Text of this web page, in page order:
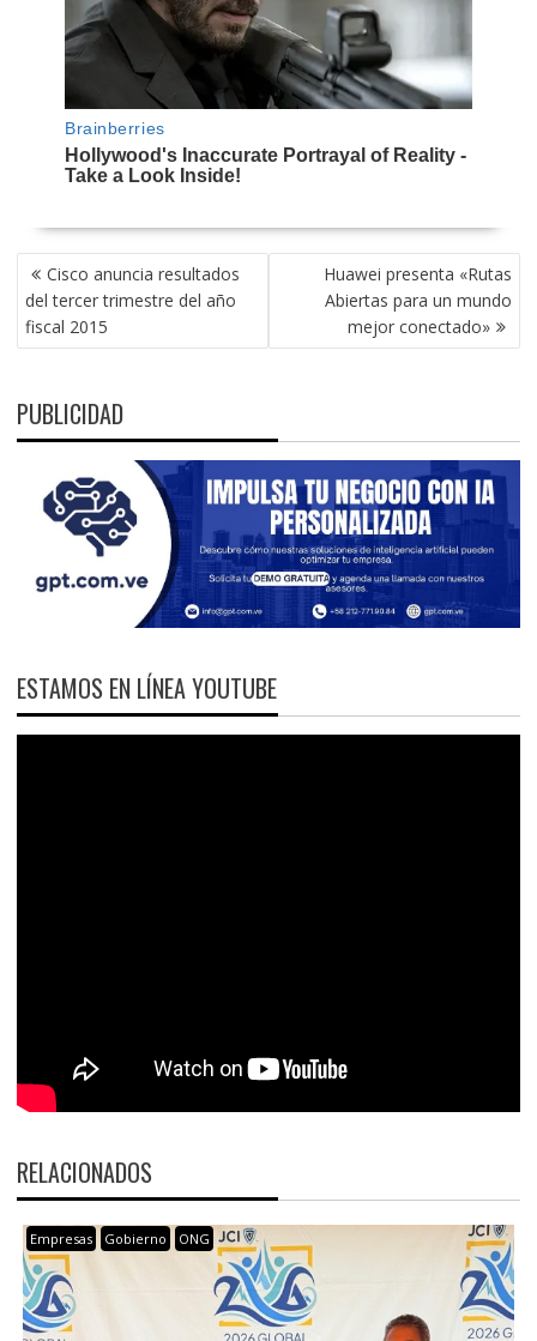
NAVEGACIÓN
DE
ENTRADAS
Cisco anuncia resultados
del tercer trimestre del año
fiscal 2015
Huawei presenta «Rutas
Abiertas para un mundo
mejor conectado»
PUBLICIDAD
ESTAMOS EN LÍNEA YOUTUBE
RELACIONADOS
Empresas Gobierno ONG